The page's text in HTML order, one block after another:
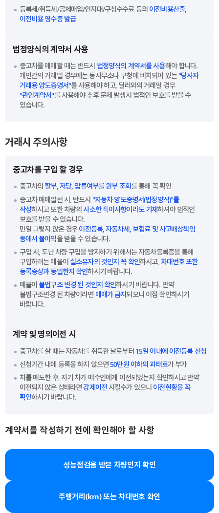
등록세/취득세/공체매입/인지대/구청수수료 등의 이전비용산출,
이전비용 영수증 발급
법정양식의 계약서 사용
중고차를 매매할 때는 반드시 법정양식의 계약서를 사용해야 합니다.
개인간의 거래일 경우에는 동사무소나 구청에 비치되어 있는"당사자
거래용 양도증명서"를 사용해야 하고, 딜러와의 거래일 경우
"관인계약서"를 사용해야 추후 문제 발생시 법적인 보호를 받을 수
있습니다.
거래시 주의사항
중고차를 구입 할 경우
중고차의 할부, 저당, 압류여부를 원부 조회를 통해 꼭 확인
중고차 매매알선 시, 반드시 "자동차 양도증명서(법정양식)"를
작성하시고 또한 차량의사소한 특이사항이라도 기재하셔야 법적인
보호를 받을 수 있습니다.
만일 그렇지 않은 경우이전등록, 자동차세, 보험료 및 사고배상책임
등에서 불이익을 받을 수 있습니다.
구입 시, 도난 차량 구입을 방지하기 위해서는 자동차등록증을 통해
구입하려는 매물이 실소유자의 것인지 꼭 확인하시고, 차대번호 또한
등록증상과 동일한지 확인하시기 바랍니다.
매물이 불법구조 변경 된 것인지 확인하시기 바랍니다. 만약
불법구조변경 된 차량이라면 매매가 금지되오니 이점 확인하시기
바랍니다.
계약 및 명의이전 시
중고차를 살 때는 자동차를 취득한 날로부터 15일 이내에 이전등록 신청
신청기간 내에 등록을 하지 않으면50만원 이하의 과태료가 부가
차를 매도한 후, 자기 차가 매수인에게 이전되었는지 확인하시고 만약
이전되지 않은 상태라면강제이전시킬수가 있으니 이전현황을 꼭
확인하시기 바랍니다.
계약서를 작성하기 전에 확인해야 할 사항
성능점검을 받은 차량인지 확인
주행거리(km) 또는 차대번호 확인